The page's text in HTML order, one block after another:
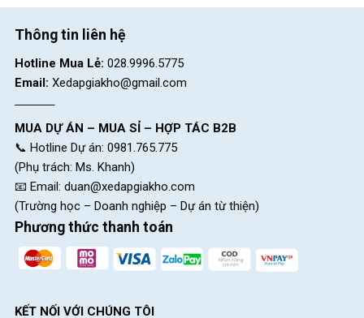
Thông tin liên hệ
Hotline Mua Lẻ: 028.9996.5775
Email: Xedapgiakho@gmail.com
MUA DỰ ÁN – MUA SỈ – HỢP TÁC B2B
📞 Hotline Dự án: 0981.765.775
(Phụ trách: Ms. Khanh)
📧 Email: duan@xedapgiakho.com
(Trường học – Doanh nghiệp – Dự án từ thiện)
Phương thức thanh toán
KẾT NỐI VỚI CHÚNG TÔI